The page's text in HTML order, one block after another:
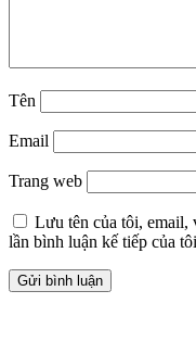
Tên
Email
Trang web
Lưu tên của tôi, email,
lần bình luận kế tiếp của